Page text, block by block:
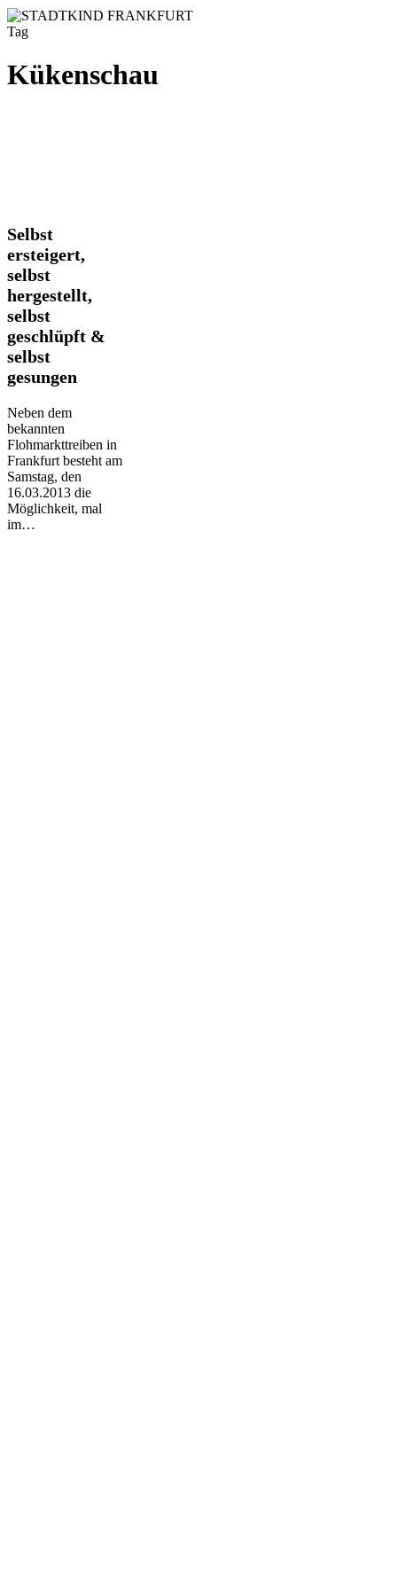
Tag
Kükenschau
Selbst
ersteigert,
selbst
hergestellt,
selbst
geschlüpft
&
selbst
gesungen
Selbst
ersteigert,
selbst
hergestellt,
selbst
geschlüpft &
selbst
gesungen
Neben dem
bekannten
Flohmarkttreiben in
Frankfurt besteht am
Samstag, den
16.03.2013 die
Möglichkeit, mal
im…